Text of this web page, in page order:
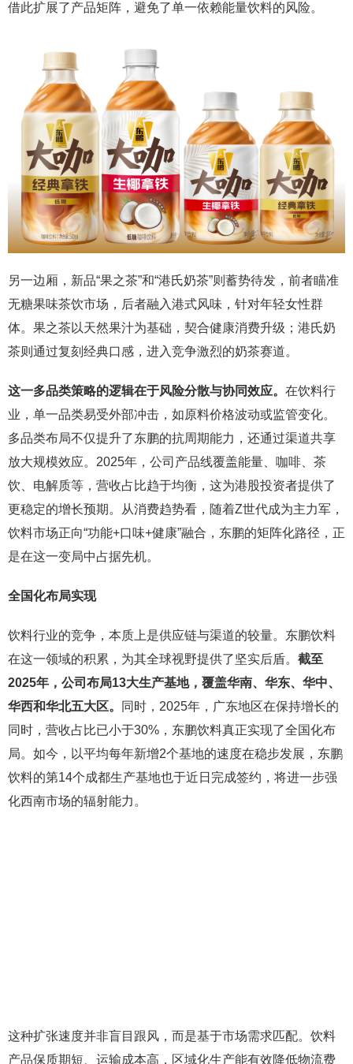
借此扩展了产品矩阵，避免了单一依赖能量饮料的风险。
另一边厢，新品“果之茶”和“港氏奶茶”则蓄势待发，前者瞄准
无糖果味茶饮市场，后者融入港式风味，针对年轻女性群
体。果之茶以天然果汁为基础，契合健康消费升级；港氏奶
茶则通过复刻经典口感，进入竞争激烈的奶茶赛道。
这一多品类策略的逻辑在于风险分散与协同效应。 在饮料行
业，单一品类易受外部冲击，如原料价格波动或监管变化。
多品类布局不仅提升了东鹏的抗周期能力，还通过渠道共享
放大规模效应。2025年，公司产品线覆盖能量、咖啡、茶
饮、电解质等，营收占比趋于均衡，这为港股投资者提供了
更稳定的增长预期。从消费趋势看，随着Z世代成为主力军，
饮料市场正向“功能+口味+健康”融合，东鹏的矩阵化路径，正
是在这一变局中占据先机。
全国化布局实现
饮料行业的竞争，本质上是供应链与渠道的较量。东鹏饮料
在这一领域的积累，为其全球视野提供了坚实后盾。 截至
2025年，公司布局13大生产基地，覆盖华南、华东、华中、
华西和华北五大区。
同时，2025年，广东地区在保持增长的
同时，营收占比已小于30%，东鹏饮料真正实现了全国化布
局。如今，以平均每年新增2个基地的速度在稳步发展，东鹏
饮料的第14个成都生产基地也于近日完成签约，将进一步强
化西南市场的辐射能力。
这种扩张速度并非盲目跟风，而是基于市场需求匹配。饮料
产品保质期短、运输成本高，区域化生产能有效降低物流费